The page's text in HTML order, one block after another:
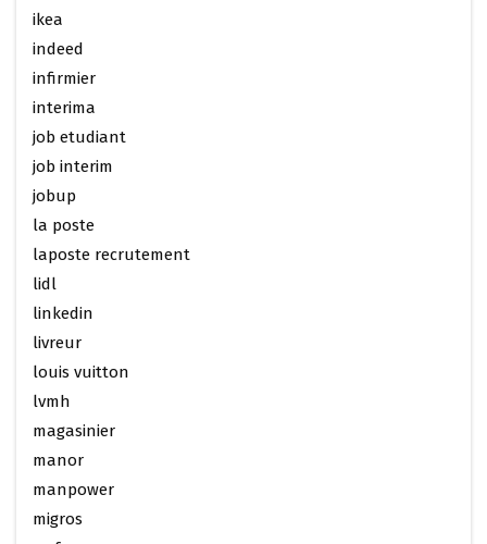
ikea
indeed
infirmier
interima
job etudiant
job interim
jobup
la poste
laposte recrutement
lidl
linkedin
livreur
louis vuitton
lvmh
magasinier
manor
manpower
migros